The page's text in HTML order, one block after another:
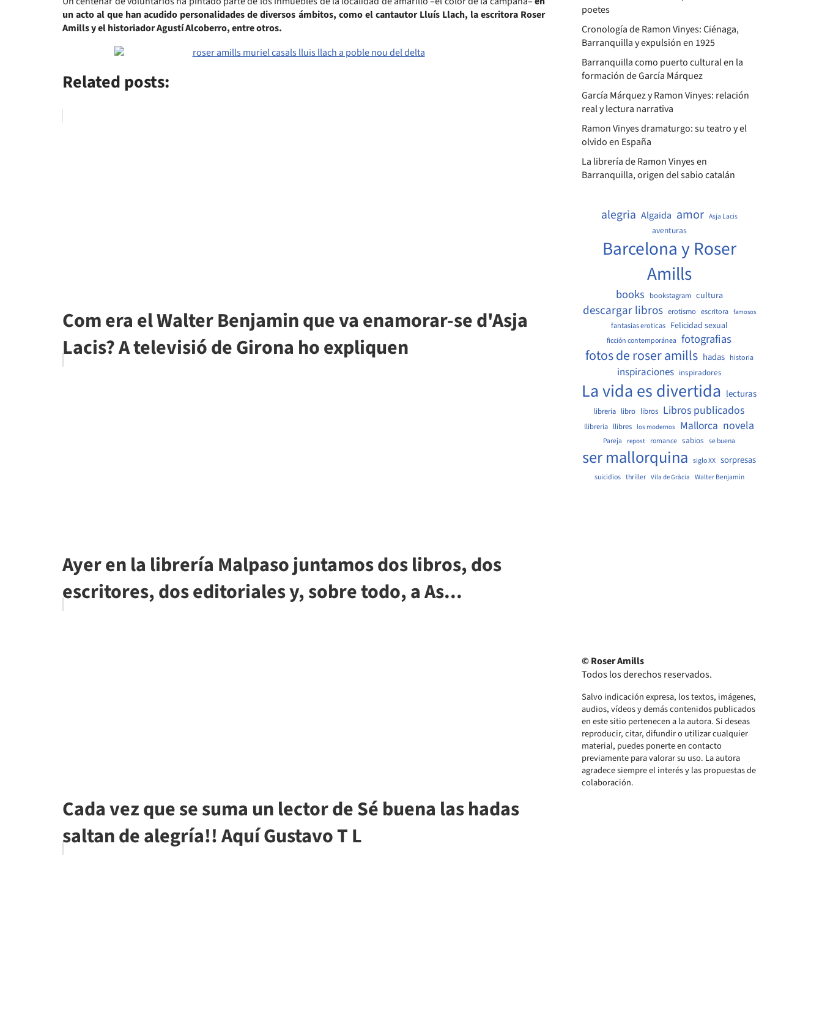
un acto al que han acudido personalidades de diversos ámbitos, como el cantautor Lluís Llach, la escritora Roser
Amills y el historiador Agustí Alcoberro, entre otros.
Related posts:
Com era el Walter Benjamin que va enamorar-se d'Asja
Lacis? A televisió de Girona ho expliquen
Ayer en la librería Malpaso juntamos dos libros, dos
escritores, dos editoriales y, sobre todo, a As...
Cada vez que se suma un lector de Sé buena las hadas
saltan de alegría!! Aquí Gustavo T L
poetes
Cronología de Ramon Vinyes: Ciénaga,
Barranquilla y expulsión en 1925
Barranquilla como puerto cultural en la
formación de García Márquez
García Márquez y Ramon Vinyes: relación
real y lectura narrativa
Ramon Vinyes dramaturgo: su teatro y el
olvido en España
La librería de Ramon Vinyes en
Barranquilla, origen del sabio catalán
alegria Algaida amor Asja Lacis
aventuras
Barcelona y Roser
Amills
books bookstagram cultura
descargar libros erotismo escritora famosos
fantasias eroticas Felicidad sexual
ficción contemporánea fotografias
fotos de roser amills hadas historia
inspiraciones inspiradores
La vida es divertida lecturas
libreria libro libros Libros publicados
llibreria llibres los modernos Mallorca novela
Pareja repost romance sabios se buena
ser mallorquina siglo XX sorpresas
suicidios thriller Vila de Gràcia Walter Benjamin
© Roser Amills
Todos los derechos reservados.
Salvo indicación expresa, los textos, imágenes,
audios, vídeos y demás contenidos publicados
en este sitio pertenecen a la autora. Si deseas
reproducir, citar, difundir o utilizar cualquier
material, puedes ponerte en contacto
previamente para valorar su uso. La autora
agradece siempre el interés y las propuestas de
colaboración.